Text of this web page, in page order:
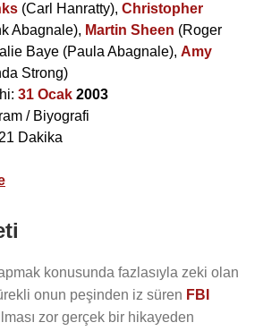
(Carl Hanratty), Christopher
Abagnale), Martin Sheen (Roger
Baye (Paula Abagnale), Amy
Strong)
31 Ocak 2003
/ Biyografi
Dakika
konusunda fazlasıyla zeki olan
onun peşinden iz süren FBI
zor gerçek bir hikayeden